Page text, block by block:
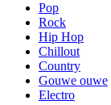
Pop
Rock
Hip Hop
Chillout
Country
Gouwe ouwe
Electro